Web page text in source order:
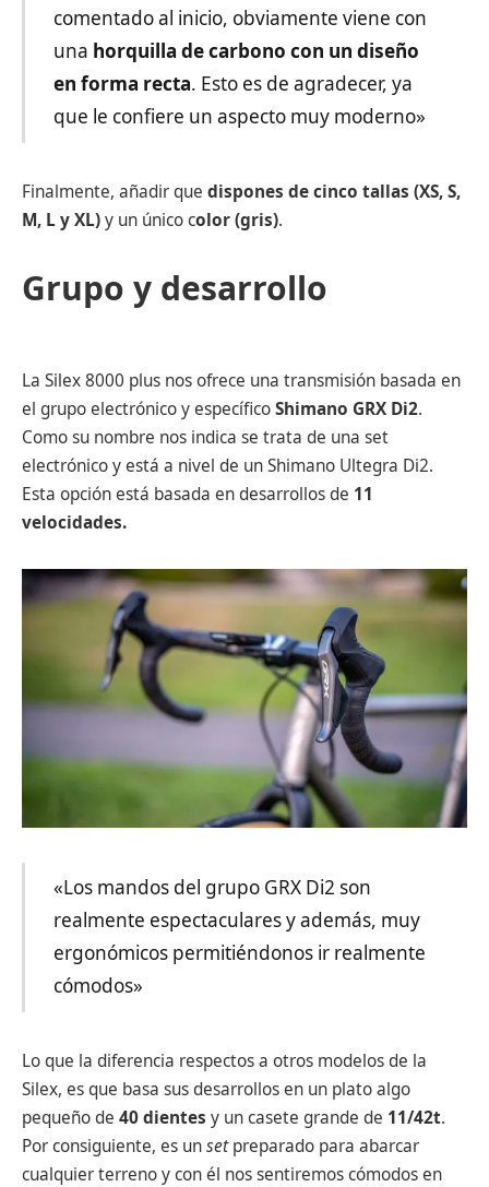
comentado al inicio, obviamente viene con
una horquilla de carbono con un diseño
en forma recta. Esto es de agradecer, ya
que le confiere un aspecto muy moderno»
Finalmente, añadir que dispones de cinco tallas (XS, S,
M, L y XL)y un único color (gris).
Grupo y desarrollo
La Silex 8000 plus nos ofrece una transmisión basada en
el grupo electrónico y específicoShimano GRX Di2.
Como su nombre nos indica se trata de una set
electrónico y está a nivel de un Shimano Ultegra Di2.
Esta opción está basada en desarrollos de 11
velocidades.
«Los mandos del grupo GRX Di2 son
realmente espectaculares y además, muy
ergonómicos permitiéndonos ir realmente
cómodos»
Lo que la diferencia respectos a otros modelos de la
Silex, es que basa sus desarrollos en un plato algo
pequeño de 40 dientes y un casete grande de 11/42t.
Por consiguiente, es unsetpreparado para abarcar
cualquier terreno y con él nos sentiremos cómodos en